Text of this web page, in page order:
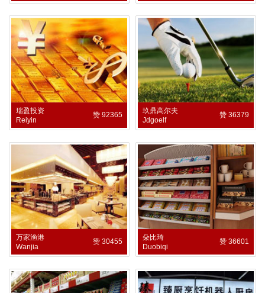
瑞盈投资
Reiyin
赞 92365
玖鼎高尔夫
Jdgoelf
赞 36379
万家渔港
Wanjia
赞 30455
朵比琦
Duobiqi
赞 36601